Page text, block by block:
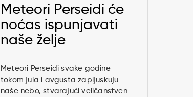
Meteori Perseidi će
noćas ispunjavati
naše želje
Meteori Perseidi svake godine
tokom jula i avgusta zapljuskuju
naše nebo, stvarajući veličanstven